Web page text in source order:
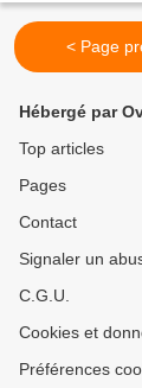
< Page
Hébergé par
Top articles
Pages
Contact
Signaler un
C.G.U.
Cookies et
Préférences